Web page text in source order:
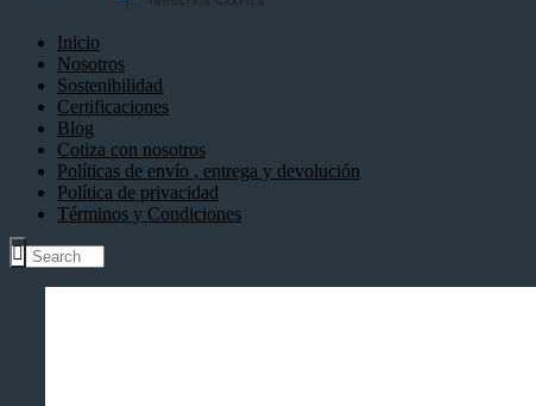
Inicio
Nosotros
Sostenibilidad
Certificaciones
Blog
Cotiza con nosotros
Políticas de envío , entrega y devolución
Política de privacidad
Términos y Condiciones